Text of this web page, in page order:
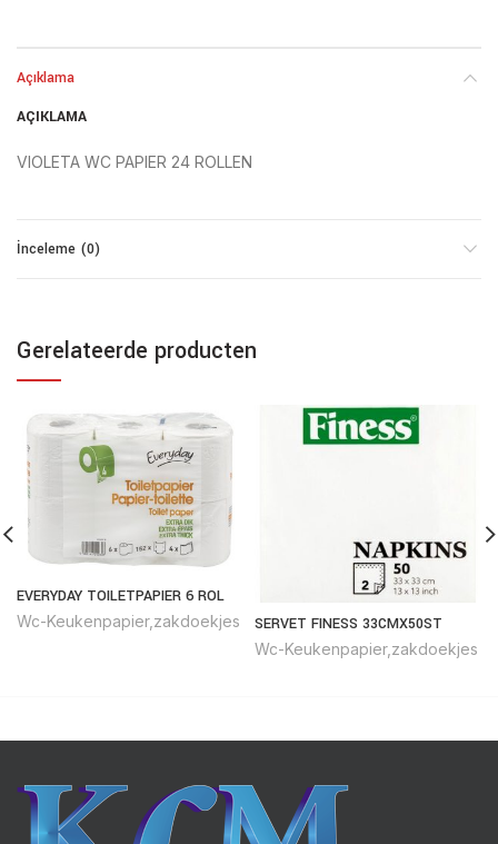
Açıklama
AÇIKLAMA
VIOLETA WC PAPIER 24 ROLLEN
İnceleme (0)
Gerelateerde producten
EVERYDAY TOILETPAPIER 6 ROL
Wc-Keukenpapier,zakdoekjes SERVET FINESS 33CMX50ST
Wc-Keukenpapier,zakdoekjes